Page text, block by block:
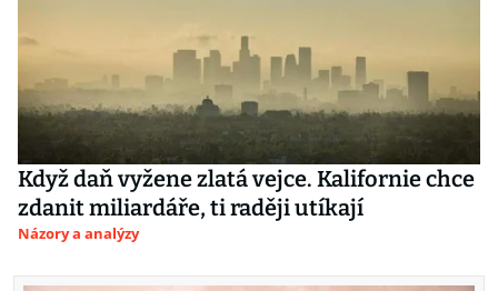
Když daň vyžene zlatá vejce. Kalifornie chce
zdanit miliardáře, ti raději utíkají
Názory a analýzy